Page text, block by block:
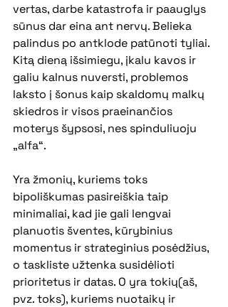
vertas, darbe katastrofa ir paauglys
sūnus dar eina ant nervų. Belieka
palindus po antklode patūnoti tyliai.
Kitą dieną išsimiegu, įkalu kavos ir
galiu kalnus nuversti, problemos
laksto į šonus kaip skaldomų malkų
skiedros ir visos praeinančios
moterys šypsosi, nes spinduliuoju
„alfa“.
Yra žmonių, kuriems toks
bipoliškumas pasireiškia taip
minimaliai, kad jie gali lengvai
planuotis šventes, kūrybinius
momentus ir strateginius posėdžius,
o taskliste užtenka susidėlioti
prioritetus ir datas. O yra tokių(aš,
pvz. toks), kuriems nuotaikų ir